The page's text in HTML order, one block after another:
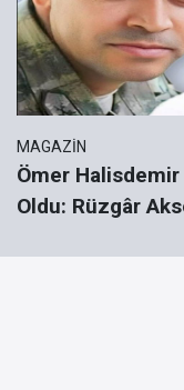
MAGAZIN
Ömer
Oldu: Rüzgâr